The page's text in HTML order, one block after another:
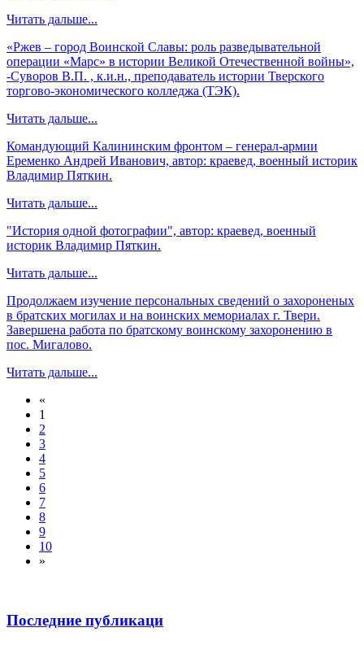
Читать дальше...
«Ржев – город Воинской Славы: роль разведывательной
операции «Марс» в истории Великой Отечественной войны»,
-Суворов В.П. , к.и.н., преподаватель истории Тверского
торгово-экономического колледжа (ТЭК).
Читать дальше...
Командующий Калининским фронтом – генерал-армии
Еременко Андрей Иванович, автор: краевед, военный историк
Владимир Пяткин.
Читать дальше...
"История одной фотографии", автор: краевед, военный
историк Владимир Пяткин.
Читать дальше...
Продолжаем изучение персональных сведений о захороненых
в братских могилах и на воинских мемориалах г. Твери.
Завершена работа по братскому воинскому захоронению в
пос. Мигалово.
Читать дальше...
«
1
2
3
4
5
6
7
8
9
10
»
Последние публикаци